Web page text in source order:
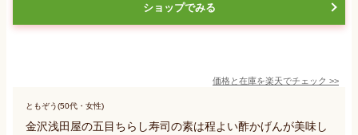
ショップでみる
価格と在庫を楽天でチェック >>
ともぞう(50代・女性)
金沢浅田屋の五目ちらし寿司の素は程よい酢かげんが美味し